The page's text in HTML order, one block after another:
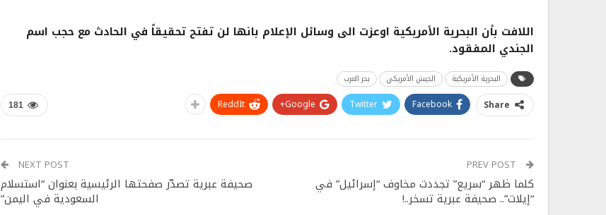
اللافت بأن البحرية الأمريكية اوعزت الى وسائل الإعلام بانها لن تفتح تحقيقاً في الحادث مع حجب اسم
الجندي المفقود.
البحرية الأمريكية الجيش الأمريكي بحر العرب
181 Share
Facebook
Twitter
Google+
ReddIt
كلما ظهر “سريع” تجددت مخاوف “إسرائيل” في
“إيلات”.. صحيفة عبرية تسخر..!
NEXT POST
صحيفة عبرية تصدّر صفحتها الرئيسية بعنوان “استسلام
السعودية في اليمن”